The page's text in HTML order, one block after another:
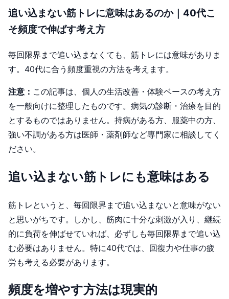
追い込まない筋トレに意味はあるのか｜40代こ
そ頻度で伸ばす考え方
毎回限界まで追い込まなくても、筋トレには意味がありま
す。40代に合う頻度重視の方法を考えます。
注意： この記事は、個人の生活改善・体験ベースの考え方
を一般向けに整理したものです。病気の診断・治療を目的
とするものではありません。持病がある方、服薬中の方、
強い不調がある方は医師・薬剤師など専門家に相談してく
ださい。
追い込まない筋トレにも意味はある
筋トレというと、毎回限界まで追い込まないと意味がない
と思いがちです。しかし、筋肉に十分な刺激が入り、継続
的に負荷を伸ばせていれば、必ずしも毎回限界まで追い込
む必要はありません。特に40代では、回復力や仕事の疲
労も考える必要があります。
頻度を増やす方法は現実的